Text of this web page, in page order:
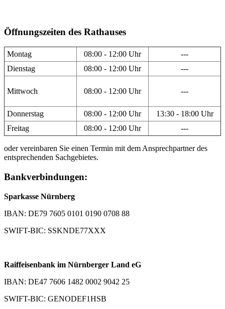
Öffnungszeiten des Rathauses
Montag 08:00 - 12:00 Uhr
---
Dienstag
08:00 - 12:00 Uhr ---
Mittwoch 08:00 - 12:00 Uhr ---
Donnerstag 08:00 - 12:00 Uhr
13:30 - 18:00 Uhr
Freitag
08:00 - 12:00 Uhr ---
oder vereinbaren Sie einen Termin mit dem Ansprechpartner des
entsprechenden Sachgebietes.
Bankverbindungen:
Sparkasse Nürnberg
IBAN: DE79 7605 0101 0190 0708 88
SWIFT-BIC: SSKNDE77XXX
Raiffeisenbank im Nürnberger Land eG
IBAN: DE47 7606 1482 0002 9042 25
SWIFT-BIC: GENODEF1HSB